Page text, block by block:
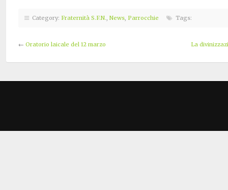
Category: Fraternità S.F.N., News, Parrocchie Tags:
← Oratorio laicale del 12 marzo La